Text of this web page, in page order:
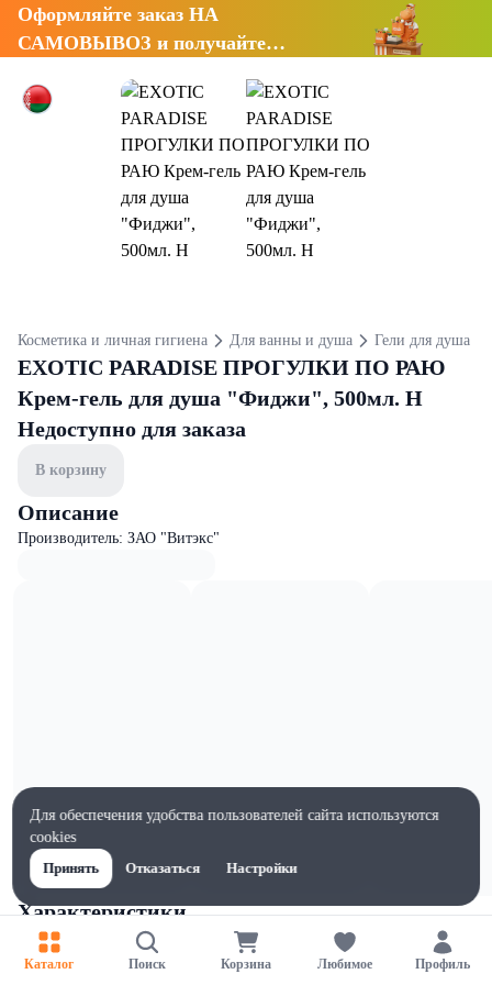
Оформляйте заказ НА
САМОВЫВОЗ и получайте
Косметика и личная гигиена Для ванны и душа Гели для душа
EXOTIC PARADISE ПРОГУЛКИ ПО РАЮ
Крем-гель для душа "Фиджи", 500мл. Н
Недоступно для заказа
В корзину
Описание
Производитель: ЗАО "Витэкс"
Характеристики
Жиры на 100г, г
0.52
Каталог Поиск Корзина Любимое Профиль
Для обеспечения удобства пользователей сайта используются
cookies
Принять
Отказаться Настройки